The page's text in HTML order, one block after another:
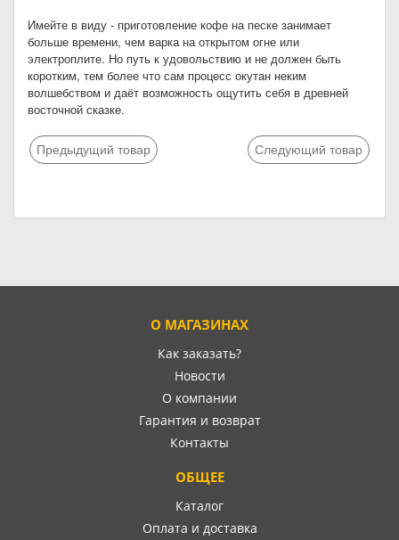
Имейте в виду - приготовление кофе на песке занимает
больше времени, чем варка на открытом огне или
электроплите. Но путь к удовольствию и не должен быть
коротким, тем более что сам процесс окутан неким
волшебством и даёт возможность ощутить себя в древней
восточной сказке.
Предыдущий товар Следующий товар
О МАГАЗИНАХ
Как заказать?
Новости
О компании
Гарантия и возврат
Контакты
ОБЩЕЕ
Каталог
Оплата и доставка